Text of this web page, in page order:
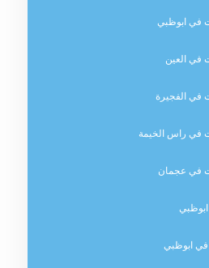
في ابوظبي
في العين
في الفجيرة
في راس الخيمة
في عجمان
ابوظبي